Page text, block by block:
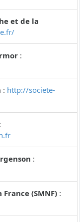
et de la
:
: http://societe-
:
:
(SMNF) :